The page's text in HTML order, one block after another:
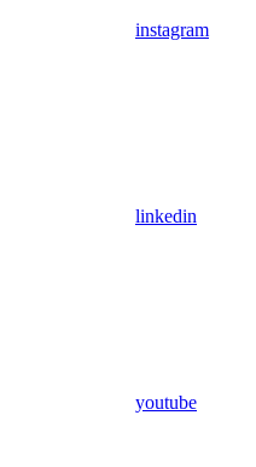
instagram
linkedin
youtube